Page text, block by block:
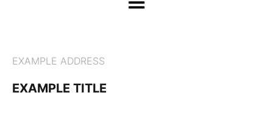
EXAMPLE ADDRESS
EXAMPLE TITLE